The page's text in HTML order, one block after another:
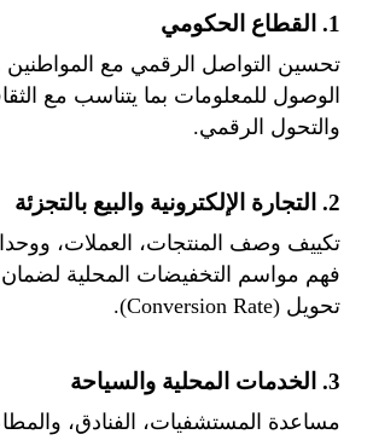
1. القطاع الحكومي
تحسين التواصل الرقمي مع
الوصول للمعلومات بما يتناسب مع
والتحول الرقمي.
2. التجارة الإلكترونية والبيع بالتجزئة
تكييف وصف المنتجات، العملات،
فهم مواسم التخفيضات المحلية
تحويل (Conversion Rate).
3. الخدمات المحلية والسياحة
مساعدة المستشفيات، الفنادق،